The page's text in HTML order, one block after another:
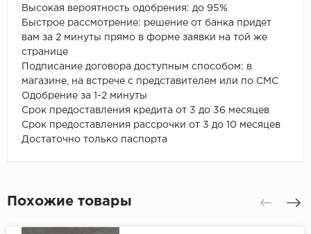
Высокая вероятность одобрения: до 95%
Быстрое рассмотрение: решение от банка придет
вам за 2 минуты прямо в форме заявки на той же
странице
Подписание договора доступным способом: в
магазине, на встрече с представителем или по СМС
Одобрение за 1-2 минуты
Срок предоставления кредита от 3 до 36 месяцев
Срок предоставления рассрочки от 3 до 10 месяцев
Достаточно только паспорта
Похожие товары